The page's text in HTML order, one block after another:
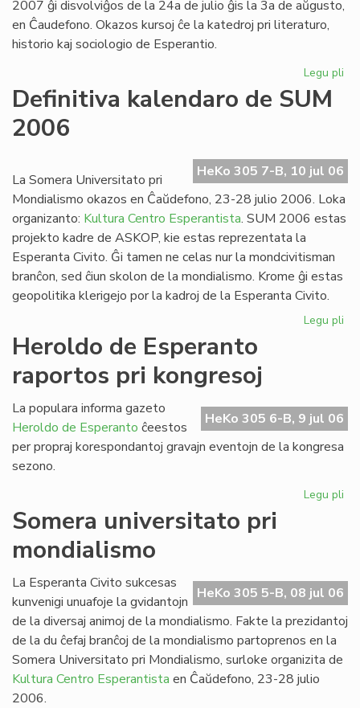
2007 ĝi disvolviĝos de la 24a de julio ĝis la 3a de aŭgusto,
en Ĉaudefono. Okazos kursoj ĉe la katedroj pri literaturo,
historio kaj sociologio de Esperantio.
Legu pli
Definitiva kalendaro de SUM
2006
HeKo 305 7-B, 10 jul 06
La Somera Universitato pri
Mondialismo okazos en Ĉaŭdefono, 23-28 julio 2006. Loka
organizanto: Kultura Centro Esperantista. SUM 2006 estas
projekto kadre de ASKOP, kie estas reprezentata la
Esperanta Civito. Ĝi tamen ne celas nur la mondcivitisman
branĉon, sed ĉiun skolon de la mondialismo. Krome ĝi estas
geopolitika klerigejo por la kadroj de la Esperanta Civito.
Legu pli
Heroldo de Esperanto
raportos pri kongresoj
HeKo 305 6-B, 9 jul 06
La populara informa gazeto
Heroldo de Esperanto ĉeestos
per propraj korespondantoj gravajn eventojn de la kongresa
sezono.
Legu pli
pri
Somera universitato pri
mondialismo
HeKo 305 5-B, 08 jul 06
La Esperanta Civito sukcesas
kunvenigi unuafoje la gvidantojn
de la diversaj animoj de la mondialismo. Fakte la prezidantoj
de la du ĉefaj branĉoj de la mondialismo partoprenos en la
Somera Universitato pri Mondialismo, surloke organizita de
Kultura Centro Esperantista en Ĉaŭdefono, 23-28 julio
2006.